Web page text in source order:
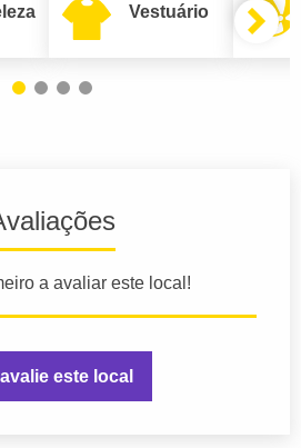
Vestuário
a avaliar este local!
avalie este local